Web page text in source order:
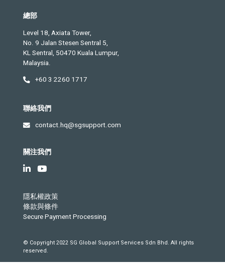
總部
Level 18, Axiata Tower,
No. 9 Jalan Stesen Sentral 5,
KL Sentral, 50470 Kuala Lumpur,
Malaysia.
+60 3 2260 1717
聯絡我們
contact.hq@sgsupport.com
關注我們
隱私權政策
條款與條件
Secure Payment Processing
© Copyright 2022 SG Global Support Services Sdn Bhd. All rights
reserved.